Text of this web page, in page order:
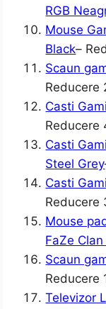
RGB
Mouse
Black–
Scaun
Reducere
Casti
Reducere
Casti
Steel Grey
Casti
Reducere
Mouse
FaZe
Scaun
Reducere
Televizor